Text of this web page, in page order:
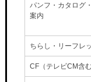
パンフ・カタログ
案内
ちらし・リーフレ
CF（テレビCM含む